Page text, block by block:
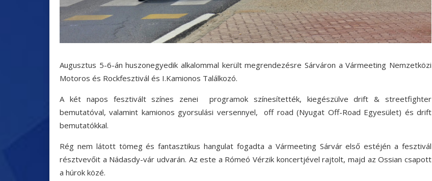
Augusztus 5-6-án huszonegyedik alkalommal került megrendezésre Sárváron a Vármeeting Nemzetközi
Motoros és Rockfesztivál és I.Kamionos Találkozó.
A két napos fesztivált színes zenei programok színesítették, kiegészülve drift & streetfighter
bemutatóval, valamint kamionos gyorsulási versennyel, off road (Nyugat Off-Road Egyesület) és drift
bemutatókkal.
Rég nem látott tömeg és fantasztikus hangulat fogadta a Vármeeting Sárvár első estéjén a fesztivál
résztvevőit a Nádasdy-vár udvarán. Az este a Rómeó Vérzik koncertjével rajtolt, majd az Ossian csapott
a húrok közé.